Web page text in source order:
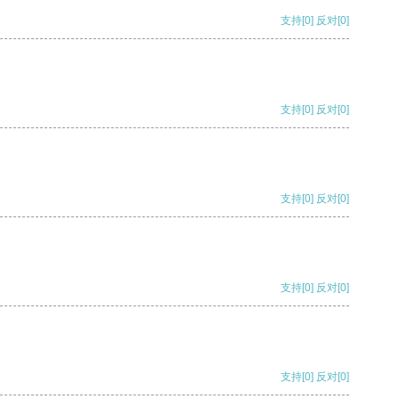
支持[0] 反对[0]
支持[0] 反对[0]
支持[0] 反对[0]
支持[0] 反对[0]
支持[0] 反对[0]